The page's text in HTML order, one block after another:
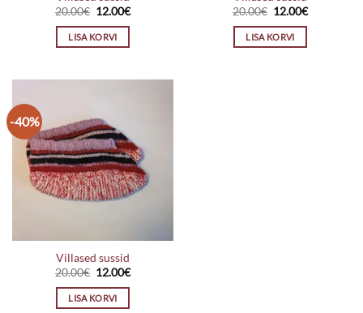
20.00€ Algne
oli:
20.00€.
12.00€Praegune
LISA KORVI
20.00€ Algne
oli:
20.00€.
12.00€Praegune
LISA KORVI
-40%
Villased sussid
20.00€ Algne
oli:
20.00€.
12.00€Praegune
LISA KORVI